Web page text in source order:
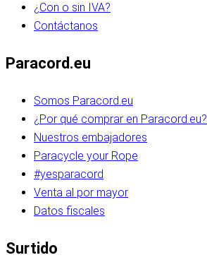
¿Con o sin IVA?
Contáctanos
Paracord.eu
Somos Paracord.eu
¿Por qué comprar en Paracord.eu?
Nuestros embajadores
Paracycle your Rope
#yesparacord
Venta al por mayor
Datos fiscales
Surtido